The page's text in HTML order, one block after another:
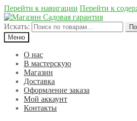
Перейти к навигации Перейти к
Искать:
Меню
О нас
В мастерскую
Магазин
Доставка
Оформление заказа
Мой аккаунт
Контакты